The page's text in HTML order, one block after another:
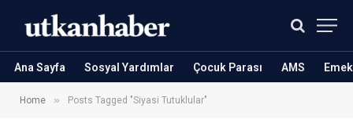
Ana Sayfa Sosyal Yardımlar Çocuk Parası AMS
Home » Posts Tagged "Siyasi Tutuklular"